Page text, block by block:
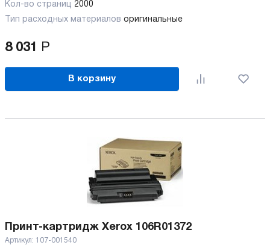
Кол-во страниц 2000
Тип расходных материалов оригинальные
8 031 Р
В корзину
Принт-картридж Xerox 106R01372
Артикул: 107-001540